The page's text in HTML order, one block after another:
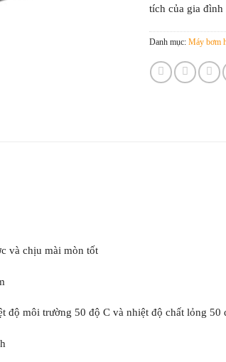
tích của gia đình
Danh mục: Máy bơm
và chịu mài mòn tốt
độ môi trường 50 độ C và nhiệt độ chất lỏng 50